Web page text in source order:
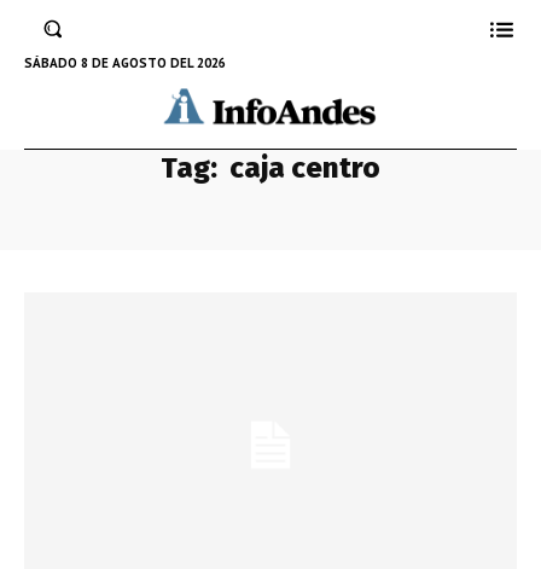
SÁBADO 8 DE AGOSTO DEL 2026
Tag: caja centro